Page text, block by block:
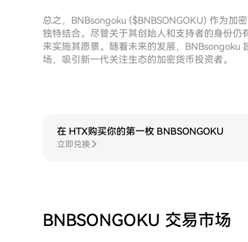
总之，BNBsongoku ($BNBSONGOKU) 作为加
独特结合。尽管关于其创始人和支持者的身份仍
来实施其愿景。随着未来的发展，BNBsongoku
场，吸引新一代关注生态的加密货币投资者。
在 HTX购买你的第一枚 BNBSONGOKU
立即兑换
BNBSONGOKU 交易市场